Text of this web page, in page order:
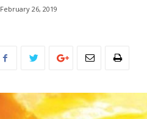
February 26, 2019